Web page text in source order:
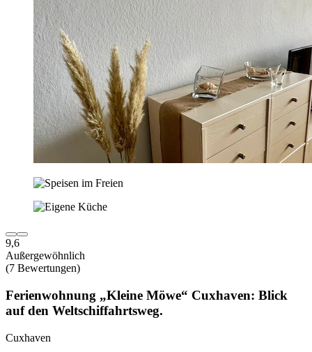
9,6
Außergewöhnlich
(7 Bewertungen)
Ferienwohnung „Kleine Möwe“ Cuxhaven: Blick
auf den Weltschiffahrtsweg.
Cuxhaven